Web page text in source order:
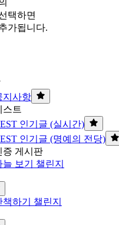
택하면
가됩니다.
지사항
스트
인기글 (실시간)
인기글 (명예의 전당)
증 게시판
늘 보기 챌린지
책하기 챌린지